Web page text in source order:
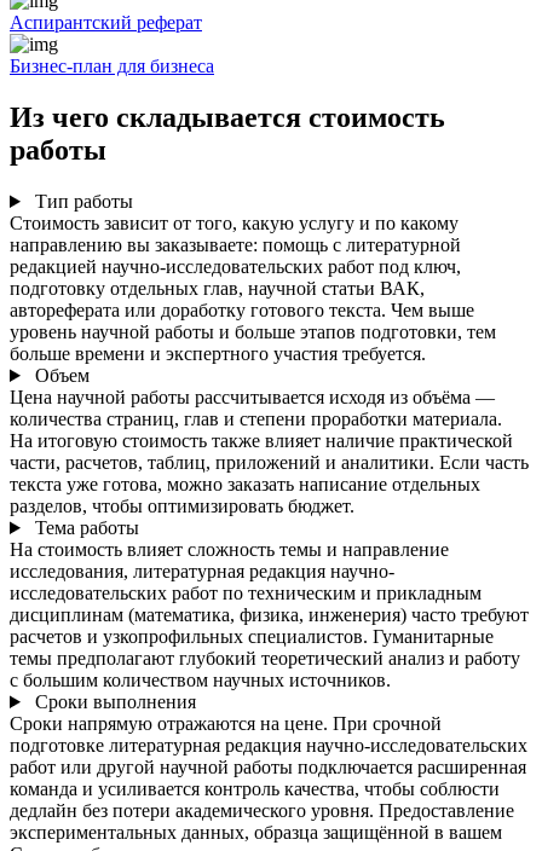
Аспирантский реферат
Бизнес-план для бизнеса
Из чего складывается стоимость
работы
Тип работы
Стоимость зависит от того, какую услугу и по какому
направлению вы заказываете: помощь с литературной
редакцией научно-исследовательских работ под ключ,
подготовку отдельных глав, научной статьи ВАК,
автореферата или доработку готового текста. Чем выше
уровень научной работы и больше этапов подготовки, тем
больше времени и экспертного участия требуется.
Объем
Цена научной работы рассчитывается исходя из объёма —
количества страниц, глав и степени проработки материала.
На итоговую стоимость также влияет наличие практической
части, расчетов, таблиц, приложений и аналитики. Если часть
текста уже готова, можно заказать написание отдельных
разделов, чтобы оптимизировать бюджет.
Тема работы
На стоимость влияет сложность темы и направление
исследования, литературная редакция научно-
исследовательских работ по техническим и прикладным
дисциплинам (математика, физика, инженерия) часто требуют
расчетов и узкопрофильных специалистов. Гуманитарные
темы предполагают глубокий теоретический анализ и работу
с большим количеством научных источников.
Сроки выполнения
Сроки напрямую отражаются на цене. При срочной
подготовке литературная редакция научно-исследовательских
работ или другой научной работы подключается расширенная
команда и усиливается контроль качества, чтобы соблюсти
дедлайн без потери академического уровня. Предоставление
экспериментальных данных, образца защищённой в вашем